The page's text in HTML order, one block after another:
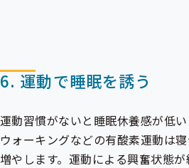
6. 運動で睡眠を誘う
運動習慣がないと睡眠休養感が低い
ウォーキングなどの有酸素運動は
増やします。運動による興奮状態